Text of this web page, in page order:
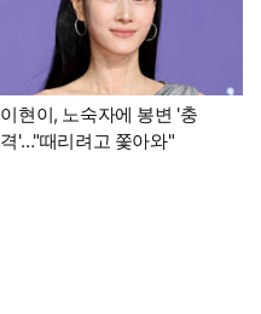
이현이, 노숙자에 봉변 '충
격'…"때리려고 쫓아와"